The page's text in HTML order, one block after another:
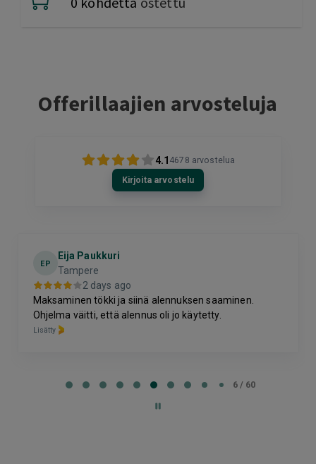
Offerillaajien arvosteluja
4.1 4678 arvostelua
Kirjoita arvostelu
EP
Eija Paukkuri
Tampere
2 days ago
Maksaminen tökki ja siinä alennuksen saaminen.
Ohjelma väitti, että alennus oli jo käytetty.
Lisätty
6 / 60